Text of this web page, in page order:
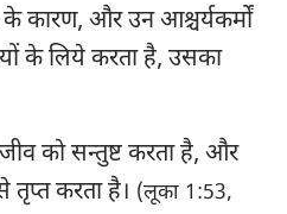
कारण, और उन आश्चर्यकर्मों
के लिये करता है, उसका
को सन्तुष्ट करता है, और
तृप्त करता है। (लूका 1:53,